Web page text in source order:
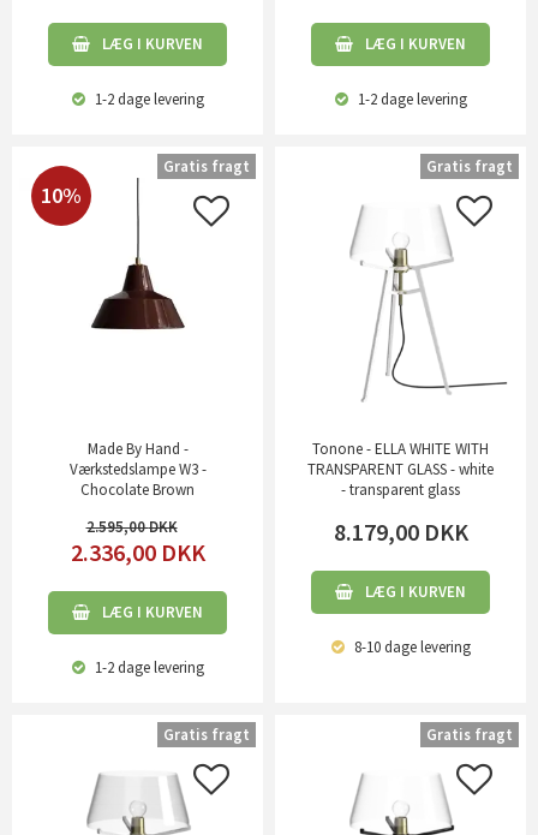
LÆG I KURVEN
1-2 dagelevering
LÆG I KURVEN
1-2 dagelevering
10%
Made By Hand -
Værkstedslampe W3 -
Chocolate Brown
2.595,00
2.336,00 DKK
LÆG I KURVEN
1-2 dagelevering
Gratis fragt
Tonone - ELLA WHITE WITH
TRANSPARENT GLASS - white
- transparent glass
8.179,00 DKK
LÆG I KURVEN
8-10 dagelevering
Gratis fragt
Gratis fragt Gratis fragt